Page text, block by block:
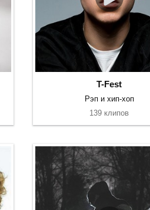
T-Fest
Рэп и хип-хоп
139 клипов